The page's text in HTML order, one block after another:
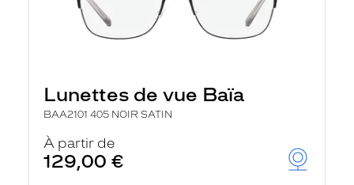
Lunettes de vue Baïa
BAA2101 405 NOIR SATIN
À partir de
129,00 €